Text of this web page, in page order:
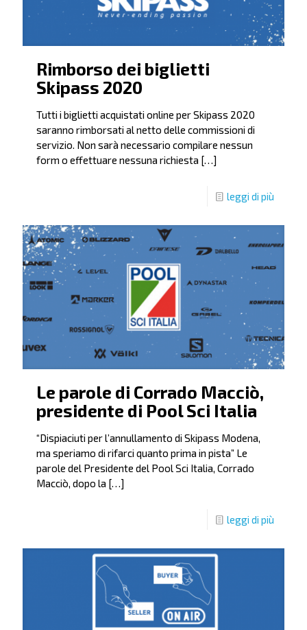
Rimborso dei biglietti
Skipass 2020
Tutti i biglietti acquistati online per Skipass 2020
saranno rimborsati al netto delle commissioni di
servizio. Non sarà necessario compilare nessun
form o effettuare nessuna richiesta […]
leggi di più
Le parole di Corrado Macciò,
presidente di Pool Sci Italia
“Dispiaciuti per l’annullamento di Skipass Modena,
ma speriamo di rifarci quanto prima in pista” Le
parole del Presidente del Pool Sci Italia, Corrado
Macciò, dopo la […]
leggi di più